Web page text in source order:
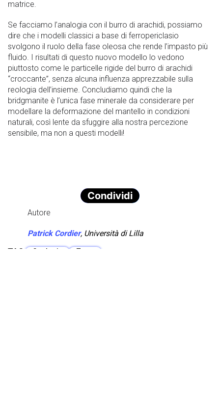
matrice.
Se facciamo l’analogia con il burro di arachidi, possiamo
dire che i modelli classici a base di ferropericlasio
svolgono il ruolo della fase oleosa che rende l’impasto più
fluido. I risultati di questo nuovo modello lo vedono
piuttosto come le particelle rigide del burro di arachidi
“croccante”, senza alcuna influenza apprezzabile sulla
reologia dell’insieme. Concludiamo quindi che la
bridgmanite è l’unica fase minerale da considerare per
modellare la deformazione del mantello in condizioni
naturali, così lente da sfuggire alla nostra percezione
sensibile, ma non a questi modelli!
Autore
Patrick Cordier, Università di Lilla
TAG:
Geologia Terra
Condividi